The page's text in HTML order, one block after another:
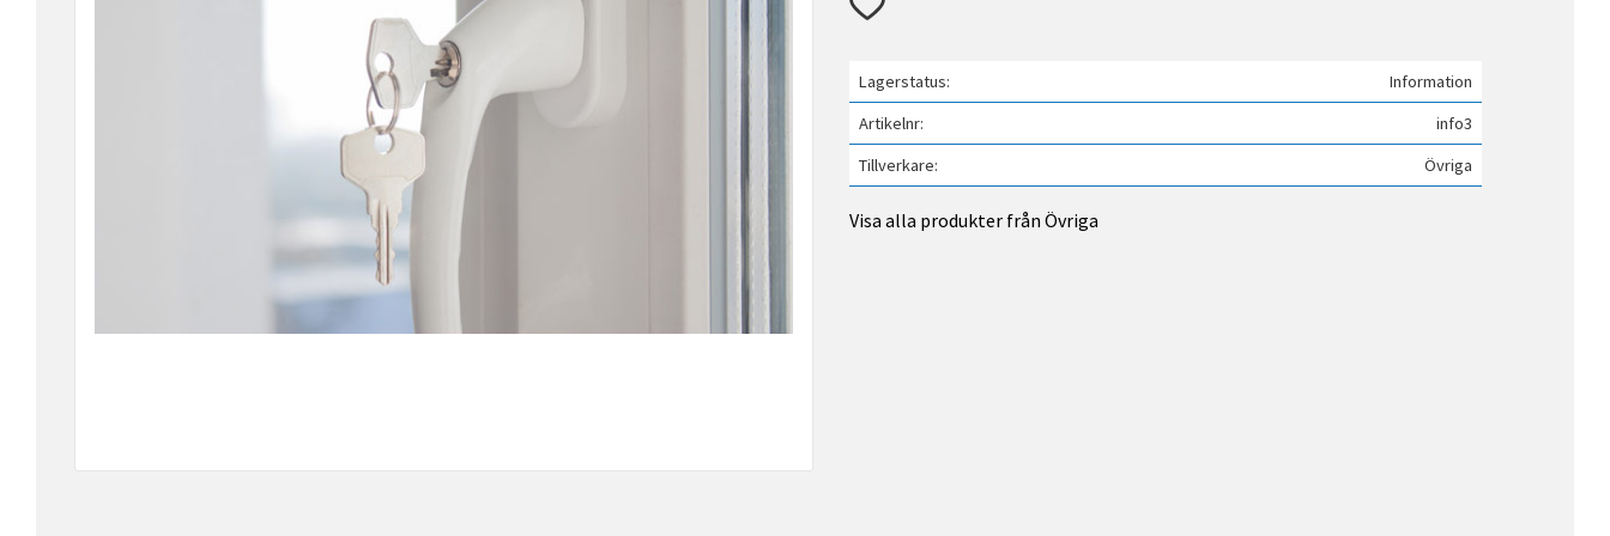
Lagerstatus
Information
Artikelnr
info3
Tillverkare
Övriga
Visa alla produkter från Övriga